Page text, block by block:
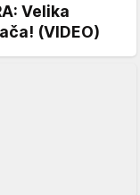
Velika
(VIDEO)